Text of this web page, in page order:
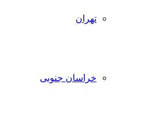
تهران
خراسان جنوبی